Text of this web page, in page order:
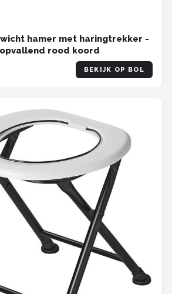
hamer met haringtrekker -
rood koord
BEKIJK OP BOL